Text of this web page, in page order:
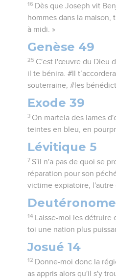
16 Dès que Joseph vit
hommes dans la
à midi. »
Genèse 49
25 C'est l'œuvre du Dieu
il te bénira. #Il
souterraine, #les
Exode 39
3 On martela des lames
teintes en bleu, en
Lévitique 5
7 S'il n'a pas de quoi se
réparation pour son
victime expiatoire, l'autre
14
Laisse-moi les
toi une nation plus
Josué 14
12 Donne-moi donc la
as appris alors qu'il s'y